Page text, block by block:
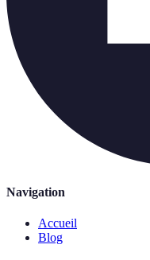
Navigation
Accueil
Blog